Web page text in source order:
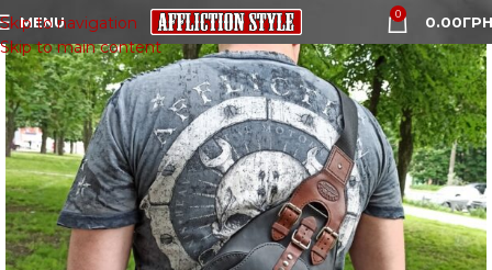
Skip to navigation
Skip to main content
MENU 0 0.00